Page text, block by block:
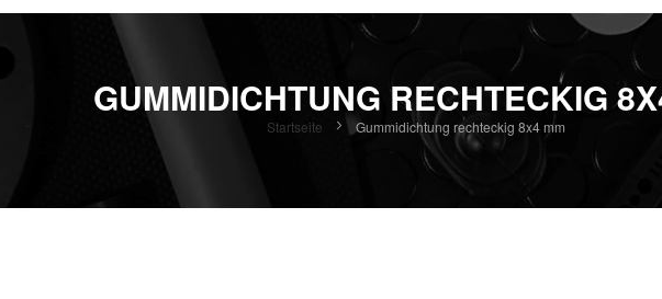
GUMMIDICHTUNG RECHTECKIG
Startseite Gummidichtung rechteckig 8x4 mm